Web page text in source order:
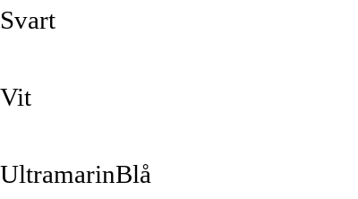
Svart
Vit
UltramarinBlå